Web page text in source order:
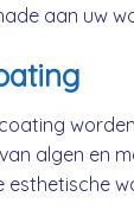
aan uw
algen en
esthetische